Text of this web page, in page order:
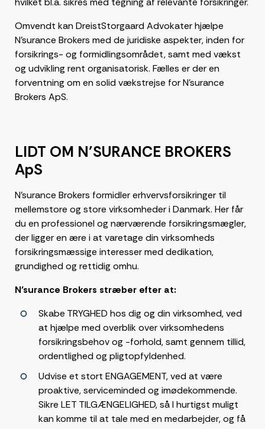
Omvendt kan DreistStorgaard Advokater hjælpe
N’surance Brokers med de juridiske aspekter, inden for
forsikrings- og formidlingsområdet, samt med vækst
og udvikling rent organisatorisk. Fælles er der en
forventning om en solid vækstrejse for N’surance
Brokers ApS.
LIDT OM N’SURANCE BROKERS
ApS
N’surance Brokers formidler erhvervsforsikringer til
mellemstore og store virksomheder i Danmark. Her får
du en professionel og nærværende forsikringsmægler,
der ligger en ære i at varetage din virksomheds
forsikringsmæssige interesser med dedikation,
grundighed og rettidig omhu.
N’surance Brokers stræber efter at:
Skabe TRYGHED hos dig og din virksomhed, ved
at hjælpe med overblik over virksomhedens
forsikringsbehov og -forhold, samt gennem tillid,
ordentlighed og pligtopfyldenhed.
Udvise et stort ENGAGEMENT, ved at være
proaktive, serviceminded og imødekommende.
Sikre LET TILGÆNGELIGHED, så I hurtigst muligt
kan komme til at tale med en medarbejder, og få